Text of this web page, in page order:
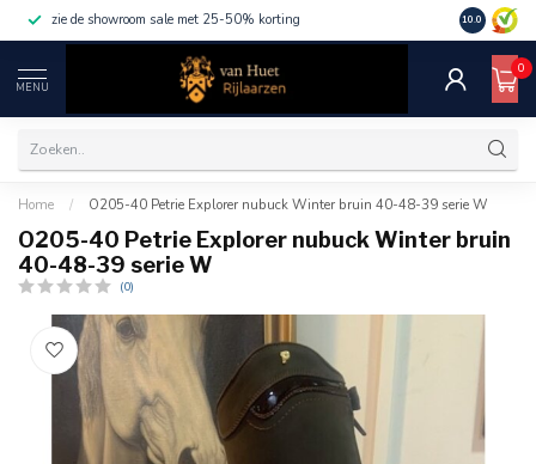
zie de showroom sale met 25-50% korting 10.0
MENU
0
Home / O205-40 Petrie Explorer nubuck Winter bruin 40-48-39 serie W
O205-40 Petrie Explorer nubuck Winter bruin
40-48-39 serie W
(0)